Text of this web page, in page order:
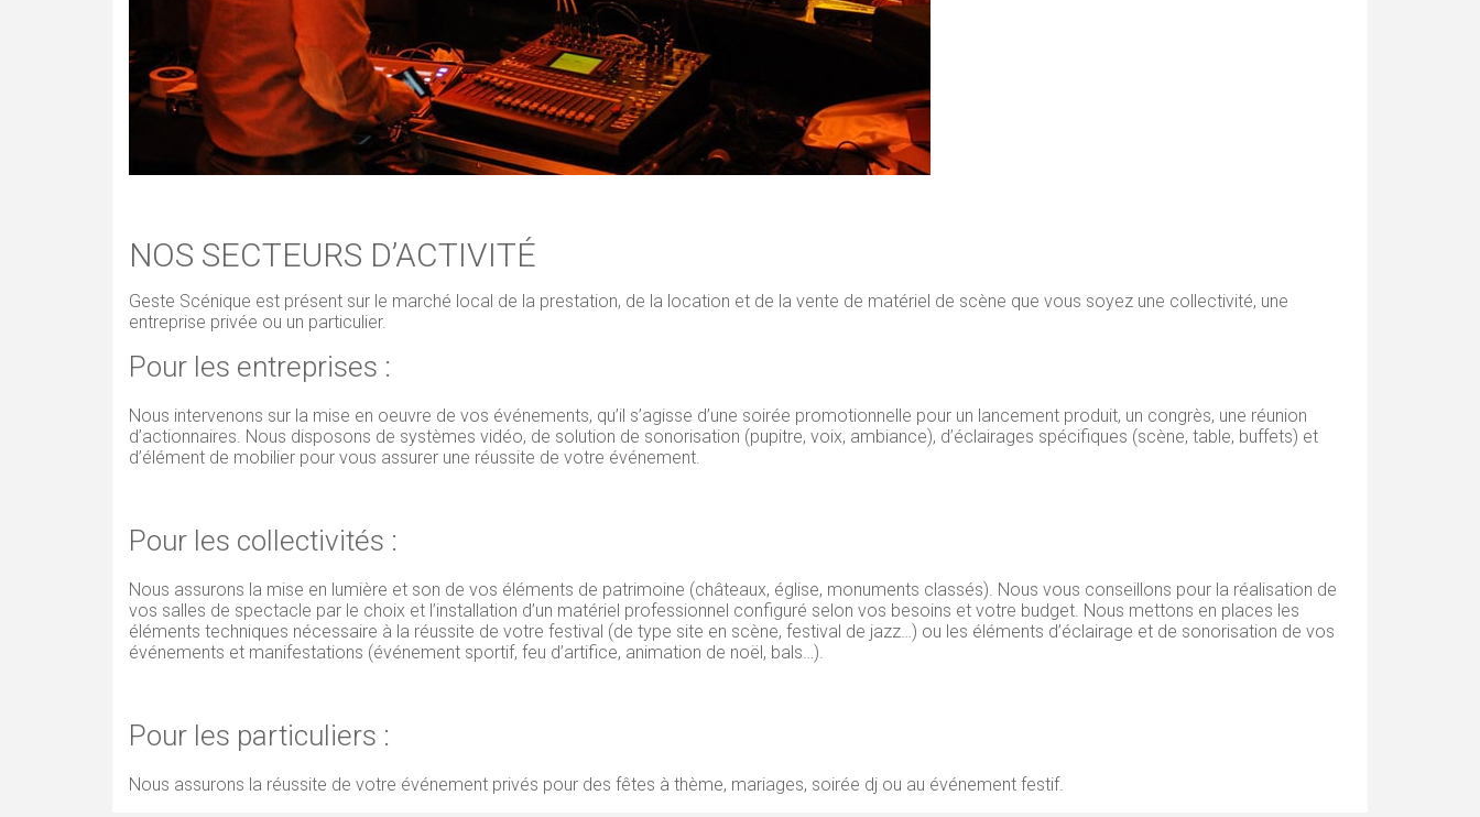
NOS SECTEURS D’ACTIVITÉ
Geste Scénique est présent sur le marché local de la prestation, de la location et de la vente de matériel de scène que vous soyez une collectivité, une
entreprise privée ou un particulier.
Pour les entreprises :
Nous intervenons sur la mise en oeuvre de vos événements, qu’il s’agisse d’une soirée promotionnelle pour un lancement produit, un congrès, une réunion
d’actionnaires. Nous disposons de systèmes vidéo, de solution de sonorisation (pupitre, voix, ambiance), d’éclairages spécifiques (scène, table, buffets) et
d’élément de mobilier pour vous assurer une réussite de votre événement.
Pour les collectivités :
Nous assurons la mise en lumière et son de vos éléments de patrimoine (châteaux, église, monuments classés). Nous vous conseillons pour la réalisation de
vos salles de spectacle par le choix et l’installation d’un matériel professionnel configuré selon vos besoins et votre budget. Nous mettons en places les
éléments techniques nécessaire à la réussite de votre festival (de type site en scène, festival de jazz…) ou les éléments d’éclairage et de sonorisation de vos
événements et manifestations (événement sportif, feu d’artifice, animation de noël, bals…).
Pour les particuliers :
Nous assurons la réussite de votre événement privés pour des fêtes à thème, mariages, soirée dj ou au événement festif.